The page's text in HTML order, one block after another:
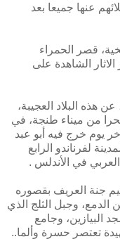
عنها جميعا بعد
قصر الحمراء
الشاهدة على
هذه البلاد العجيبة،
من ميناء طنجة، في
وحتى اخر يوم خرج فيه أبو عبد
لفرناندو الرابع
في الأندلس .
جنة العريف بقصوره
الدمع، وجبل الثلج الذي
البيازين، وجامع
تعتصر حسرة وألما..